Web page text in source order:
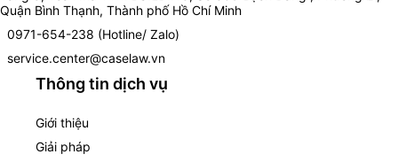
Quận Bình Thạnh, Thành phố Hồ Chí Minh
0971-654-238 (Hotline/ Zalo)
service.center@caselaw.vn
Thông tin dịch vụ
Giới thiệu
Giải pháp